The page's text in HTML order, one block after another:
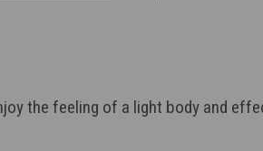
the feeling of a light body and